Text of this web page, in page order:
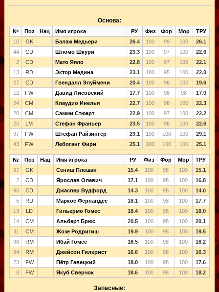
Основа:
№ Поз Нац Имя игрока РУ Физ Фор Мор
ТРУ
10
GK Балаж Медьери 26.4 100 99 100
26.1
44
CD Шломо Шкури 23.3 100 97 100
22.6
2
CD Мато Яяло 22.8 100 97 100
22.1
13
RD Эктор Медина 23.1 100 95 100
22.0
27
CD Гвендалл Элуймени 20.4 100 96 100
19.6
12
FW Давид Лисовский 17.7 100 98 98
17.0
24
CM Клаудио Инелья 22.7 100 98 100
22.3
20
CM Сэмми Стюарт 22.9 100 97 100
22.2
25
LM Стефан Франьер 23.5 100 96 100
22.6
97
FW Штефан Райзингер 29.1 100 100 100
29.1
43
FW Лебоганг Фири 25.1 100 100 100 25.1
№ Поз Нац Имя игрока РУ Физ Фор Мор
ТРУ
97
GK Сениш Плешан 15.4 100 98 100
15.1
2
CD Ярослав Олевич 17.1 100 98 100
16.8
96
CD Джаспер Вудфорд 14.3 100 98 100
14.0
5
RD Маркос Фернандес 18.1 100 98 100
17.7
13
LD Гильермо Гомес 18.4 100 98 100
18.0
14
CM Альберт Брюс 20.5 100 98 100
20.1
11
CM Жозе Родригиш 19.9 100 98 100
19.5
98
RM Ибай Гомес 16.5 100 98 100
16.2
94
RM Джейсон Гилкрист 16.6 100 98 100
16.3
23
FW Пётр Гавецкий 18.0 100 98 100
17.6
8
FW Якуб Сверчок 18.6 100 98 100 18.2
Запасные: